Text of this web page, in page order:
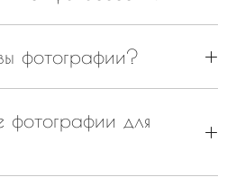
фотографии?
фотографии для